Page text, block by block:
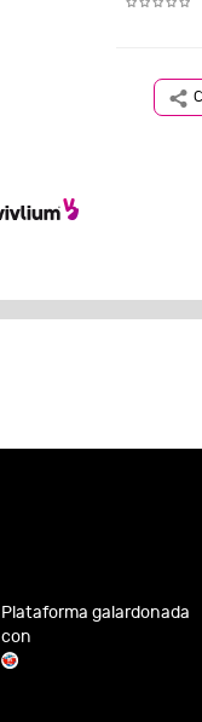
Plataforma galardonada
con